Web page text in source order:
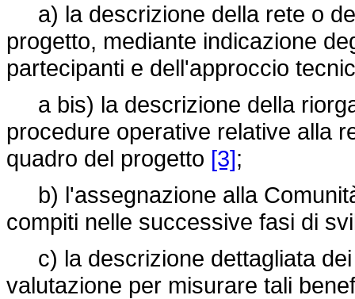
a) la descrizione della rete o
progetto, mediante indicazione
partecipanti e dell'approccio
a bis) la descrizione della
procedure operative relative alla
quadro del progetto [3];
b) l'assegnazione alla
compiti nelle successive fasi di
c) la descrizione dettagliata dei
valutazione per misurare tali